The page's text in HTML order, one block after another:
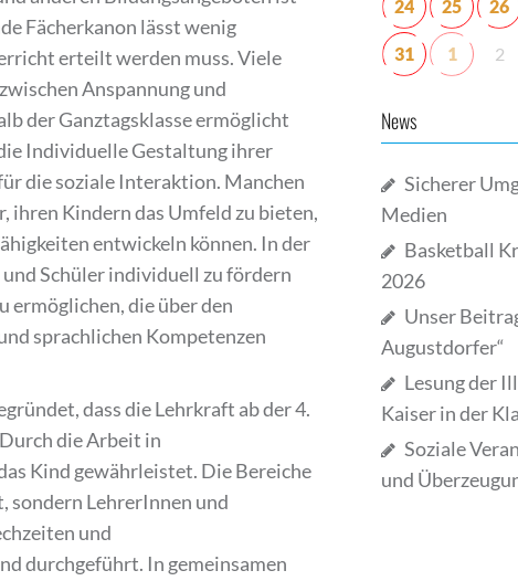
Fächerkanon lässt wenig
erteilt werden muss. Viele
Anspannung und
der Ganztagsklasse ermöglicht
Individuelle Gestaltung ihrer
die soziale Interaktion. Manchen
ihren Kindern das Umfeld zu bieten,
entwickeln können. In der
Schüler individuell zu fördern
ermöglichen, die über den
sprachlichen Kompetenzen
dass die Lehrkraft ab der 4.
die Arbeit in
Kind gewährleistet. Die Bereiche
sondern LehrerInnen und
und
durchgeführt. In gemeinsamen
24 25 26
31 1 2
News
Sicherer
Medien
Basketball
2026
Unser
Augustdorfer“
Lesung der
Kaiser in der
Soziale
und